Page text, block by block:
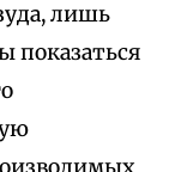
лишь
показаться